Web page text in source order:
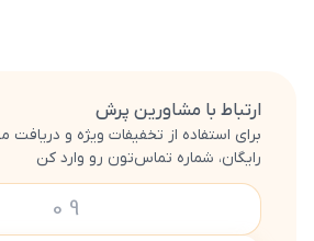
ارتباط با مشاورین پرش
برای استفاده از تخفیفات ویژه و
رایگان، شماره تماس‌تون رو وارد کن